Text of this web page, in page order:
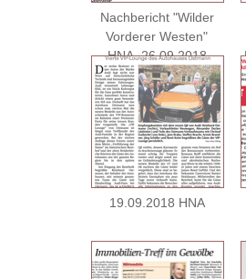
Nachbericht "Wilder
Vorderer Westen"
HNA, 26.09.2018
19.09.2018 HNA